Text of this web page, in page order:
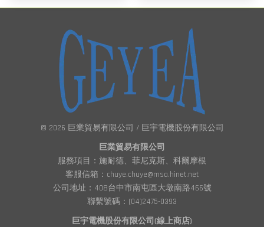
© 2026 巨業貿易有限公司 / 巨宇電機股份有限公司
巨業貿易有限公司
服務項目：施耐德、菲尼克斯、科爾摩根
客服信箱：chuye.chuye@msa.hinet.net
公司地址：408台中市南屯區大墩南路466號
聯繫號碼：(04)2475-0393
巨宇電機股份有限公司(線上商店)